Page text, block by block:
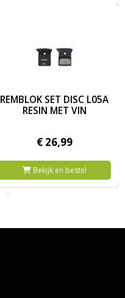
REMBLOK SET DISC L05A
RESIN MET VIN
€ 26,99
Bekijk en bestel